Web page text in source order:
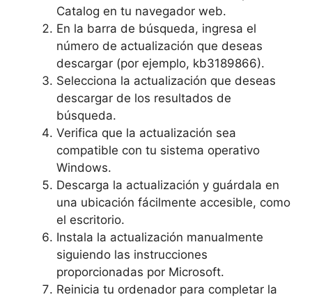
Catalog en tu navegador web.
En la barra de búsqueda, ingresa el
número de actualización que deseas
descargar (por ejemplo, kb3189866).
Selecciona la actualización que deseas
descargar de los resultados de
búsqueda.
Verifica que la actualización sea
compatible con tu sistema operativo
Windows.
Descarga la actualización y guárdala en
una ubicación fácilmente accesible, como
el escritorio.
Instala la actualización manualmente
siguiendo las instrucciones
proporcionadas por Microsoft.
Reinicia tu ordenador para completar la